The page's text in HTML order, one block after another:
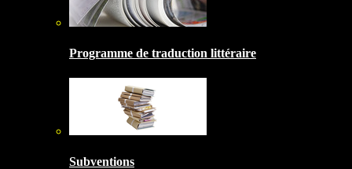
Programme de traduction littéraire
Subventions